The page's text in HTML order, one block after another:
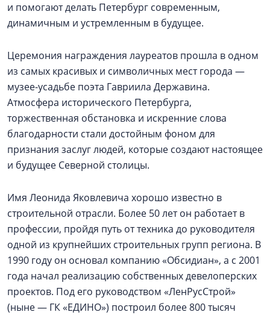
и помогают делать Петербург современным,
динамичным и устремленным в будущее.
Церемония награждения лауреатов прошла в одном
из самых красивых и символичных мест города —
музее-усадьбе поэта Гавриила Державина.
Атмосфера исторического Петербурга,
торжественная обстановка и искренние слова
благодарности стали достойным фоном для
признания заслуг людей, которые создают настоящее
и будущее Северной столицы.
Имя Леонида Яковлевича хорошо известно в
строительной отрасли. Более 50 лет он работает в
профессии, пройдя путь от техника до руководителя
одной из крупнейших строительных групп региона. В
1990 году он основал компанию «Обсидиан», а с 2001
года начал реализацию собственных девелоперских
проектов. Под его руководством «ЛенРусСтрой»
(ныне — ГК «ЕДИНО») построил более 800 тысяч